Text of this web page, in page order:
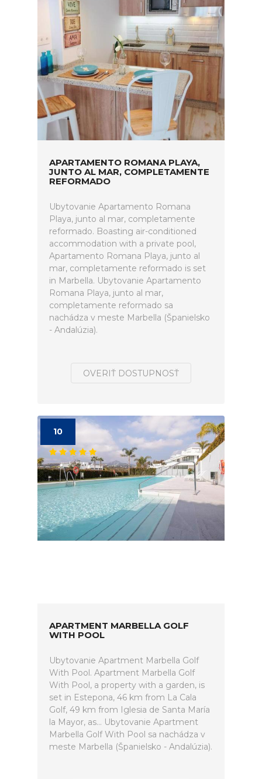
APARTAMENTO ROMANA PLAYA,
JUNTO AL MAR, COMPLETAMENTE
REFORMADO
Ubytovanie Apartamento Romana
Playa, junto al mar, completamente
reformado. Boasting air-conditioned
accommodation with a private pool,
Apartamento Romana Playa, junto al
mar, completamente reformado is set
in Marbella. Ubytovanie Apartamento
Romana Playa, junto al mar,
completamente reformado sa
nachádza v meste Marbella (Španielsko
- Andalúzia).
OVERIŤ DOSTUPNOSŤ
10
APARTMENT MARBELLA GOLF
WITH POOL
Ubytovanie Apartment Marbella Golf
With Pool. Apartment Marbella Golf
With Pool, a property with a garden, is
set in Estepona, 46 km from La Cala
Golf, 49 km from Iglesia de Santa María
la Mayor, as... Ubytovanie Apartment
Marbella Golf With Pool sa nachádza v
meste Marbella (Španielsko - Andalúzia).